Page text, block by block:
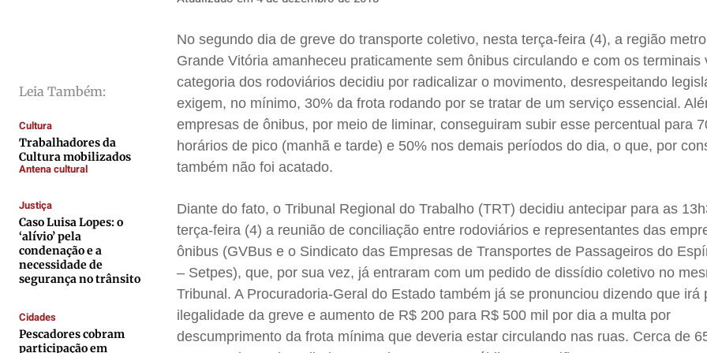
Colunas
Caetano Roque
Gustavo Bastos
Jr Mignone (in memorian)
Publicidade Legal
Anuncie
Quem Somos
Expediente
Colunas
Caetano Roque
Gustavo Bastos
Jr Mignone (in memorian)
Publicidade Legal
Anuncie
Quem Somos
Expediente
Colunas
Caetano Roque
Gustavo Bastos
Jr Mignone (in memorian)
Publicidade Legal
Anuncie
Quem Somos
Expediente
Colunas
Caetano Roque
Gustavo Bastos
Jr Mignone (in memorian)
Publicidade Legal
Anuncie
Quem Somos
Expediente
Leia Também:
Cultura
Trabalhadores da
Cultura mobilizados
Antena cultural
Justiça
Caso Luisa Lopes: o
‘alívio’ pela
condenação e a
necessidade de
segurança no trânsito
Cidades
Pescadores cobram
participação em
No segundo dia de greve do transporte coletivo, nesta terça-feira (4), a região
Grande Vitória amanheceu praticamente sem ônibus circulando e com os terminais
categoria dos rodoviários decidiu por radicalizar o movimento, desrespeitando
exigem, no mínimo, 30% da frota rodando por se tratar de um serviço essencial.
empresas de ônibus, por meio de liminar, conseguiram subir esse percentual para
horários de pico (manhã e tarde) e 50% nos demais períodos do dia, o que, por
também não foi acatado.
Diante do fato, o Tribunal Regional do Trabalho (TRT) decidiu antecipar para as
terça-feira (4) a reunião de conciliação entre rodoviários e representantes das
ônibus (GVBus e o Sindicato das Empresas de Transportes de Passageiros do
– Setpes), que, por sua vez, já entraram com um pedido de dissídio coletivo no
Tribunal. A Procuradoria-Geral do Estado também já se pronunciou dizendo que irá
ilegalidade da greve e aumento de R$ 200 para R$ 500 mil por dia a multa por
descumprimento da frota mínima que deveria estar circulando nas ruas. Cerca de